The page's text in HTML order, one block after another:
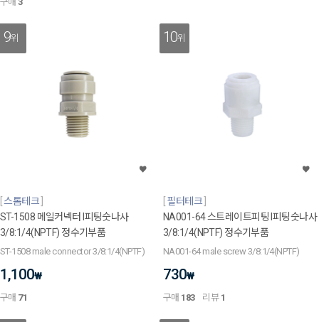
9위
스톰테크
ST-1508 메일커넥터 I피팅숫나사
3/8:1/4(NPTF) 정수기부품
ST-1508 male connector 3/8:1/4(NPTF)
1,100₩
구매 71
10위
필터테크
NA001-64 스트레이트피팅 I피팅숫나사
3/8:1/4(NPTF) 정수기부품
NA001-64 male screw 3/8:1/4(NPTF)
730₩
구매 183 리뷰 1